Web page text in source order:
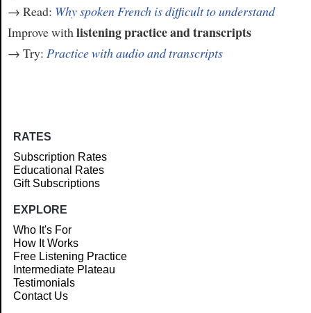
→ Read: Why spoken French is difficult to understand
Improve with listening practice and transcripts
→ Try: Practice with audio and transcripts
RATES
Subscription Rates
Educational Rates
Gift Subscriptions
EXPLORE
Who It's For
How It Works
Free Listening Practice
Intermediate Plateau
Testimonials
Contact Us